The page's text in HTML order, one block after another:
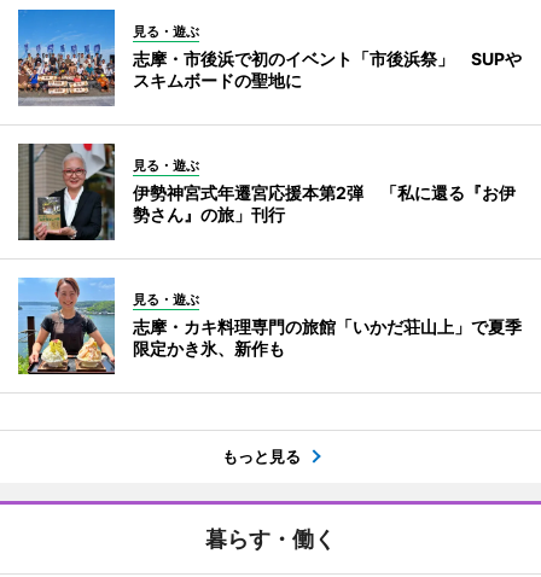
見る・遊ぶ
志摩・市後浜で初のイベント「市後浜祭」 SUPや
スキムボードの聖地に
見る・遊ぶ
伊勢神宮式年遷宮応援本第2弾 「私に還る『お伊
勢さん』の旅」刊行
見る・遊ぶ
志摩・カキ料理専門の旅館「いかだ荘山上」で夏季
限定かき氷、新作も
もっと見る
暮らす・働く